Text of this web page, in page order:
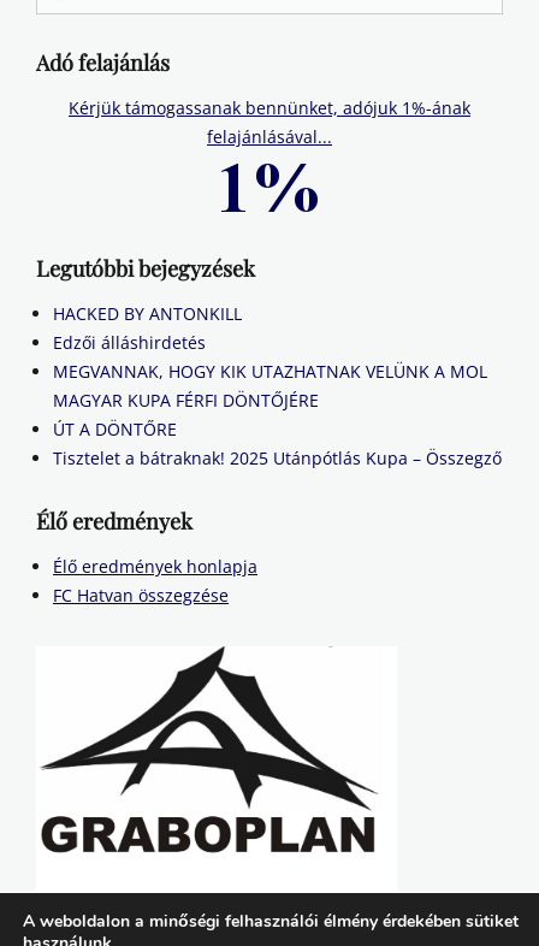
for:
Adó felajánlás
Kérjük támogassanak bennünket, adójuk 1%-ának
felajánlásával...
Legutóbbi bejegyzések
HACKED BY ANTONKILL
Edzői álláshirdetés
MEGVANNAK, HOGY KIK UTAZHATNAK VELÜNK A MOL
MAGYAR KUPA FÉRFI DÖNTŐJÉRE
ÚT A DÖNTŐRE
Tisztelet a bátraknak! 2025 Utánpótlás Kupa – Összegző
Élő eredmények
Élő eredmények honlapja
FC Hatvan összegzése
A weboldalon a minőségi felhasználói élmény érdekében sütiket